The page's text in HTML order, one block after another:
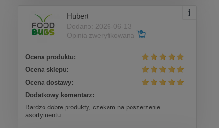
Hubert
Dodano: 2026-06-13
Opinia zweryfikowana
Ocena produktu:
Ocena sklepu:
Ocena dostawy:
Dodatkowy komentarz:
Bardzo dobre produkty, czekam na poszerzenie
asortymentu